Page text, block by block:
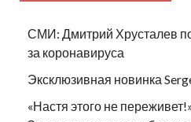
СМИ: Дмитрий Хрусталев
за коронавируса
Эксклюзивная новинка
«Настя этого не